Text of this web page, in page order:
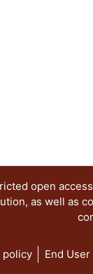
open
as well as
policy End